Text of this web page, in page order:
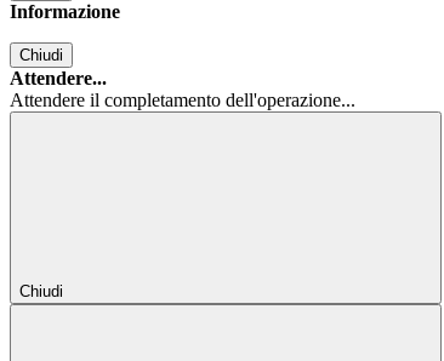
Informazione
Chiudi
Attendere...
Attendere il completamento dell'operazione...
Chiudi